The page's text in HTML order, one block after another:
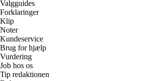
Valgguides
Forklaringer
Klip
Noter
Kundeservice
Brug for hjælp
Vurdering
Job hos os
Tip redaktionen